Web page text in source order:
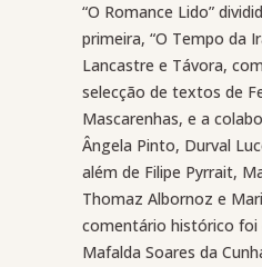
“O Romance Lido”
primeira, “O Tempo da
Lancastre e Távora,
selecção de textos de
Mascarenhas, e a
Ângela Pinto, Durval
além de Filipe Pyrrait,
Thomaz Albornoz e
comentário histórico
Mafalda Soares da